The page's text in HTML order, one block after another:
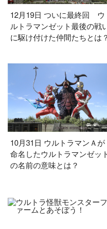
12月19日 ついに最終回 ウ
ルトラマンゼット最後の戦
に駆け付けた仲間たちとは？
10月31日 ウルトラマンＡが
命名したウルトラマンゼッ
の名前の意味とは？